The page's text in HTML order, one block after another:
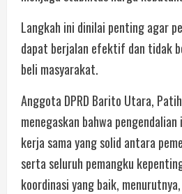
Langkah ini dinilai penting agar
dapat berjalan efektif dan tidak
beli masyarakat.
Anggota DPRD Barito Utara,
menegaskan bahwa
kerja sama yang solid antara
serta seluruh pemangku
koordinasi yang baik,